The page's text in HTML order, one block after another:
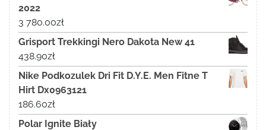
2022
3 780.00zł
Grisport Trekkingi Nero Dakota New 41
438.90zł
Nike Podkozulek Dri Fit D.Y.E. Men Fitne T
Hirt Dx0963121
186.60zł
Polar Ignite Biały